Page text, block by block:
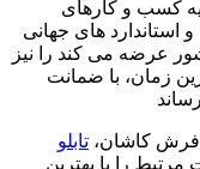
کسب و کارهای
استاندارد های جهانی
عرضه می کند را نیز
زمان، با ضمانت
فرش کاشان، تابلو
را با بهترین